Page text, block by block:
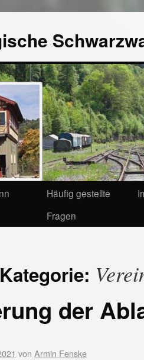
Häufig gestellte
Fragen
der
von Armin Fenske